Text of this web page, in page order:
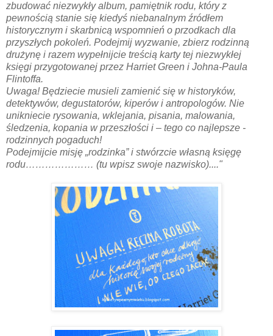
zbudować niezwykły album, pamiętnik rodu, który z
pewnością stanie się kiedyś niebanalnym źródłem
historycznym i skarbnicą wspomnień o przodkach dla
przyszłych pokoleń. Podejmij wyzwanie, zbierz rodzinną
drużynę i razem wypełnijcie treścią karty tej niezwykłej
księgi przygotowanej przez Harriet Green i Johna-Paula
Flintoffa.
Uwaga! Będziecie musieli zamienić się w historyków,
detektywów, degustatorów, kiperów i antropologów. Nie
unikniecie rysowania, wklejania, pisania, malowania,
śledzenia, kopania w przeszłości i – tego co najlepsze -
rodzinnych pogaduch!
Podejmijcie misję „rodzinka” i stwórzcie własną księgę
rodu………………… (tu wpisz swoje nazwisko)...."